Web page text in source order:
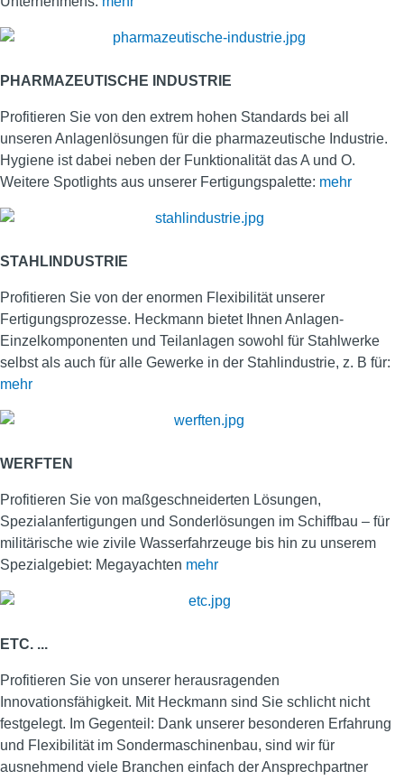
PHARMAZEUTISCHE INDUSTRIE
Profitieren Sie von den extrem hohen Standards bei all
unseren Anlagenlösungen für die pharmazeutische Industrie.
Hygiene ist dabei neben der Funktionalität das A und O.
Weitere Spotlights aus unserer Fertigungspalette: mehr
STAHLINDUSTRIE
Profitieren Sie von der enormen Flexibilität unserer
Fertigungsprozesse. Heckmann bietet Ihnen Anlagen-
Einzelkomponenten und Teilanlagen sowohl für Stahlwerke
selbst als auch für alle Gewerke in der Stahlindustrie, z. B für:
mehr
WERFTEN
Profitieren Sie von maßgeschneiderten Lösungen,
Spezialanfertigungen und Sonderlösungen im Schiffbau – für
militärische wie zivile Wasserfahrzeuge bis hin zu unserem
Spezialgebiet: Megayachten mehr
ETC. ...
Profitieren Sie von unserer herausragenden
Innovationsfähigkeit. Mit Heckmann sind Sie schlicht nicht
festgelegt. Im Gegenteil: Dank unserer besonderen Erfahrung
und Flexibilität im Sondermaschinenbau, sind wir für
ausnehmend viele Branchen einfach der Ansprechpartner